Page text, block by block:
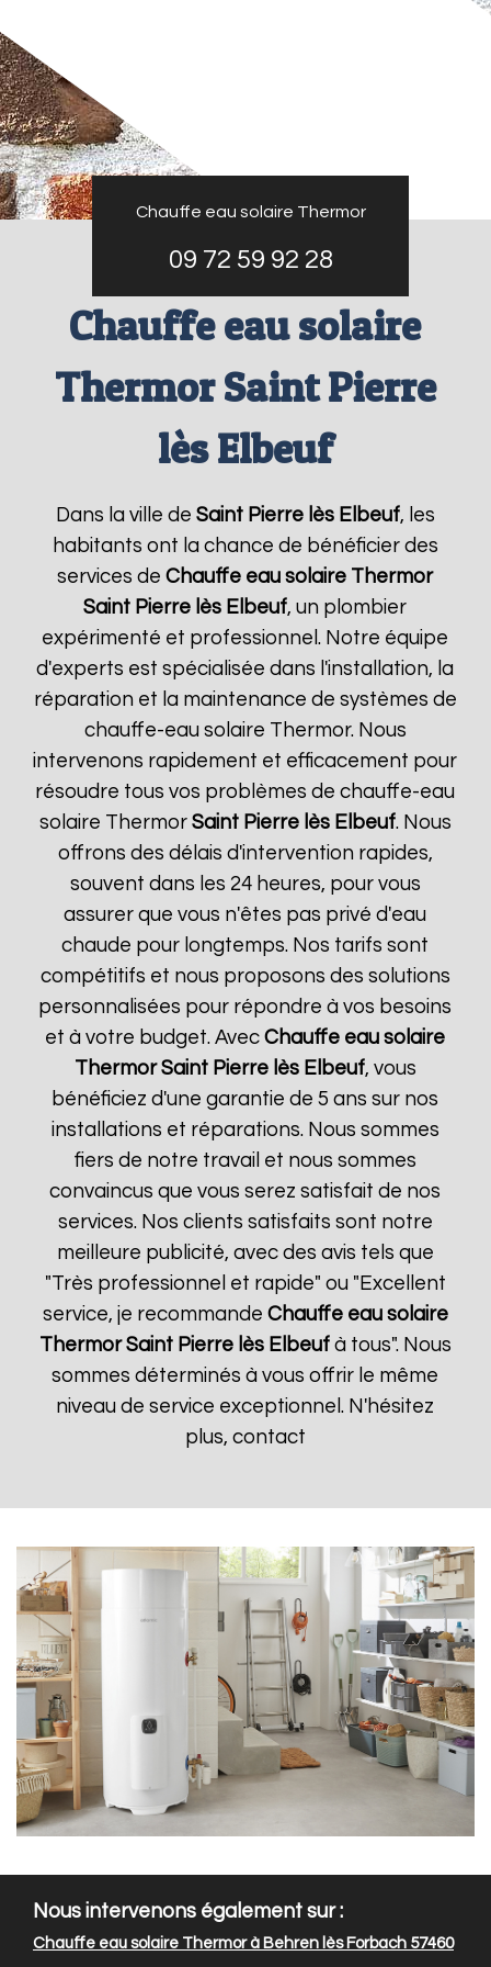
Chauffe eau solaire Thermor
09 72 59 92 28
Chauffe eau solaire
Thermor Saint Pierre
lès Elbeuf
Dans la ville de Saint Pierre lès Elbeuf, les
habitants ont la chance de bénéficier des
services deChauffe eau solaire Thermor
Saint Pierre lès Elbeuf, un plombier
expérimenté et professionnel. Notre équipe
d'experts est spécialisée dans l'installation, la
réparation et la maintenance de systèmes de
chauffe-eau solaire Thermor. Nous
intervenons rapidement et efficacement pour
résoudre tous vos problèmes de chauffe-eau
solaire Thermor Saint Pierre lès Elbeuf. Nous
offrons des délais d'intervention rapides,
souvent dans les 24 heures, pour vous
assurer que vous n'êtes pas privé d'eau
chaude pour longtemps. Nos tarifs sont
compétitifs et nous proposons des solutions
personnalisées pour répondre à vos besoins
et à votre budget. AvecChauffe eau solaire
Thermor Saint Pierre lès Elbeuf, vous
bénéficiez d'une garantie de 5 ans sur nos
installations et réparations. Nous sommes
fiers de notre travail et nous sommes
convaincus que vous serez satisfait de nos
services. Nos clients satisfaits sont notre
meilleure publicité, avec des avis tels que
"Très professionnel et rapide" ou "Excellent
service, je recommande Chauffe eau solaire
Thermor Saint Pierre lès Elbeufà tous". Nous
sommes déterminés à vous offrir le même
niveau de service exceptionnel. N'hésitez
plus, contact
Nous intervenons également sur :
Chauffe eau solaire Thermor à Behren lès Forbach 57460